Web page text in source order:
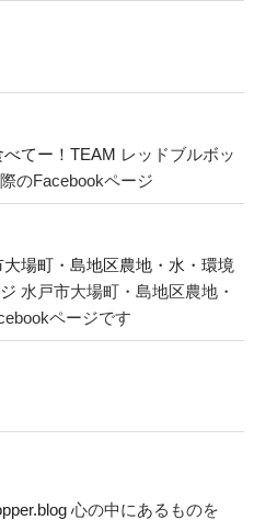
べてー！TEAM レッドブルボッ
のFacebookページ
大場町・島地区農地・水・環境
水戸市大場町・島地区農地・
ページです
心の中にあるものを